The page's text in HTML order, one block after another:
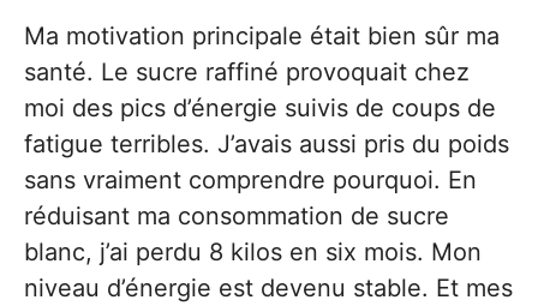
Ma motivation principale était bien sûr ma
santé. Le sucre raffiné provoquait chez
moi des pics d’énergie suivis de coups de
fatigue terribles. J’avais aussi pris du poids
sans vraiment comprendre pourquoi. En
réduisant ma consommation de sucre
blanc, j’ai perdu 8 kilos en six mois. Mon
niveau d’énergie est devenu stable. Et mes